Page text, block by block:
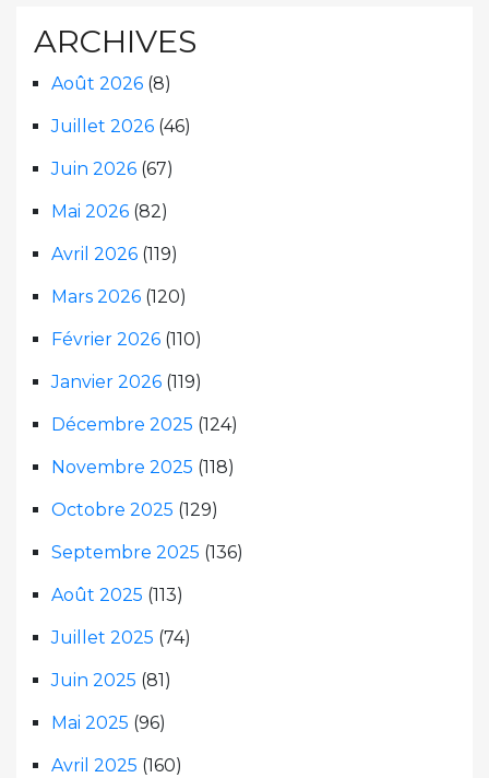
ARCHIVES
Août 2026 (8)
Juillet 2026 (46)
Juin 2026 (67)
Mai 2026 (82)
Avril 2026 (119)
Mars 2026 (120)
Février 2026 (110)
Janvier 2026 (119)
Décembre 2025 (124)
Novembre 2025 (118)
Octobre 2025 (129)
Septembre 2025 (136)
Août 2025 (113)
Juillet 2025 (74)
Juin 2025 (81)
Mai 2025 (96)
Avril 2025 (160)